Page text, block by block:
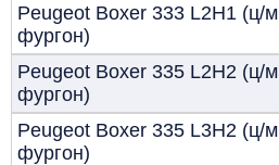
Peugeot Boxer 333 L2H1 (ц/м
фургон)
Peugeot Boxer 335 L2H2 (ц/м
фургон)
Peugeot Boxer 335 L3H2 (ц/м
фургон)